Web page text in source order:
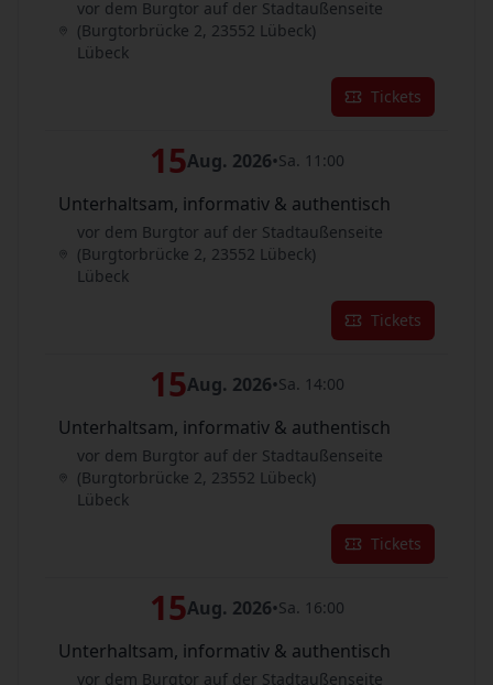
vor dem Burgtor auf der Stadtaußenseite
(Burgtorbrücke 2, 23552 Lübeck)
Lübeck
Tickets
15Aug. 2026•Sa. 11:00
Unterhaltsam, informativ & authentisch
vor dem Burgtor auf der Stadtaußenseite
(Burgtorbrücke 2, 23552 Lübeck)
Lübeck
Tickets
15Aug. 2026•Sa. 14:00
Unterhaltsam, informativ & authentisch
vor dem Burgtor auf der Stadtaußenseite
(Burgtorbrücke 2, 23552 Lübeck)
Lübeck
Tickets
15Aug. 2026•Sa. 16:00
Unterhaltsam, informativ & authentisch
vor dem Burgtor auf der Stadtaußenseite